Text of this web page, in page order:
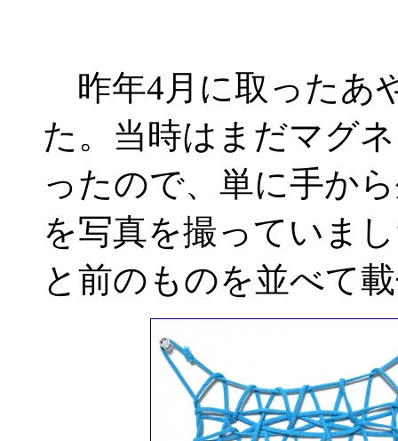
昨年4月に取ったあ
た。当時はまだマグ
ったので、単に手か
を写真を撮っていま
と前のものを並べて